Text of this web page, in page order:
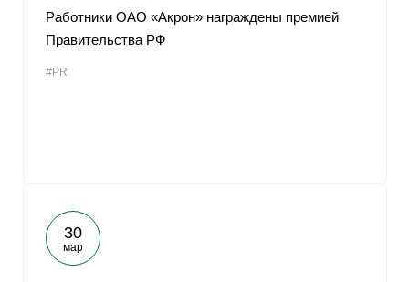
Работники ОАО «Акрон» награждены премией
Правительства РФ
#PR
30
мар